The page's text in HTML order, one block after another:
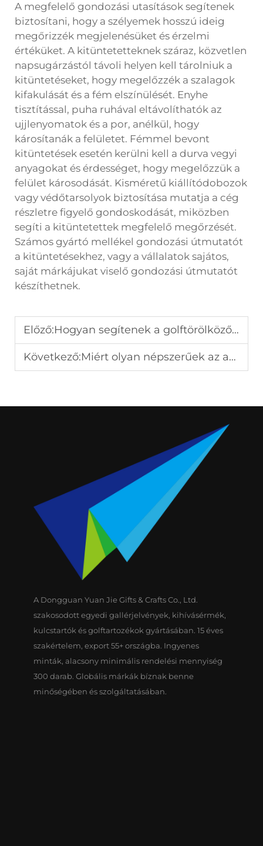
A megfelelő gondozási utasítások segítenek
biztosítani, hogy a szélyemek hosszú ideig
megőrizzék megjelenésüket és érzelmi
értéküket. A kitüntetetteknek száraz, közvetlen
napsugárzástól távoli helyen kell tárolniuk a
kitüntetéseket, hogy megelőzzék a szalagok
kifakulását és a fém elszínülését. Enyhe
tisztítással, puha ruhával eltávolíthatók az
ujjlenyomatok és a por, anélkül, hogy
károsítanák a felületet. Fémmel bevont
kitüntetések esetén kerülni kell a durva vegyi
anyagokat és érdességet, hogy megelőzzük a
felület károsodását. Kisméretű kiállítódobozok
vagy védőtarsolyok biztosítása mutatja a cég
részletre figyelő gondoskodását, miközben
segíti a kitüntetettek megfelelő megőrzését.
Számos gyártó mellékel gondozási útmutatót
a kitüntetésekhez, vagy a vállalatok sajátos,
saját márkájukat viselő gondozási útmutatót
készíthetnek.
Előző:Hogyan segítenek a golftörölközők fenntartani felszerelése legjobb állapotát?
Következő:Miért olyan népszerűek az akril és fém kulcstartók?
A Dongguan Yuan Jie Gifts & Crafts Co., Ltd.
szakosodott egyedi gallérjelvények, kihívásérmék,
kulcstartók és golftartozékok gyártásában. 15 éves
szakértelem, export 55+ országba. Ingyenes
minták, alacsony minimális rendelési mennyiség
300 darab. Globális márkák bíznak benne
minőségében és szolgáltatásában.